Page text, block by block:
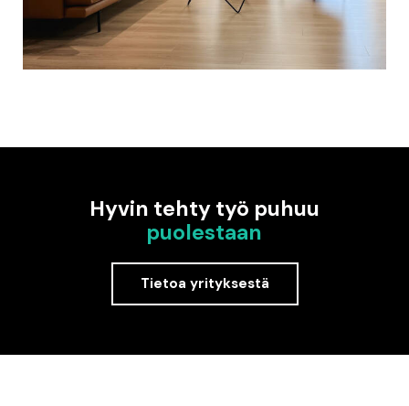
Hyvin tehty työ puhuu
puolestaan
Tietoa yrityksestä